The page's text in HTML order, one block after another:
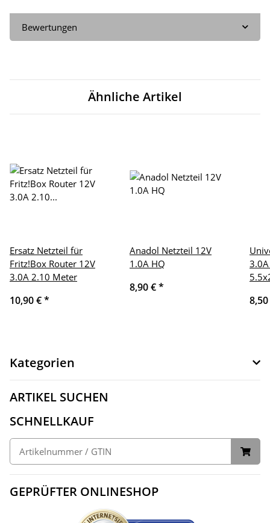
Bewertungen
Ähnliche Artikel
Ersatz Netzteil für
Fritz!Box Router 12V
3.0A 2.10 Meter
10,90 €*
Anadol Netzteil 12V
1.0A HQ
8,90 €*
Kategorien
ARTIKEL SUCHEN
SCHNELLKAUF
GEPRÜFTER ONLINESHOP